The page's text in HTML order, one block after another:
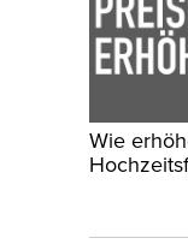
Wie